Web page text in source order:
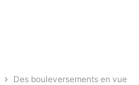
Des bouleversements en vue